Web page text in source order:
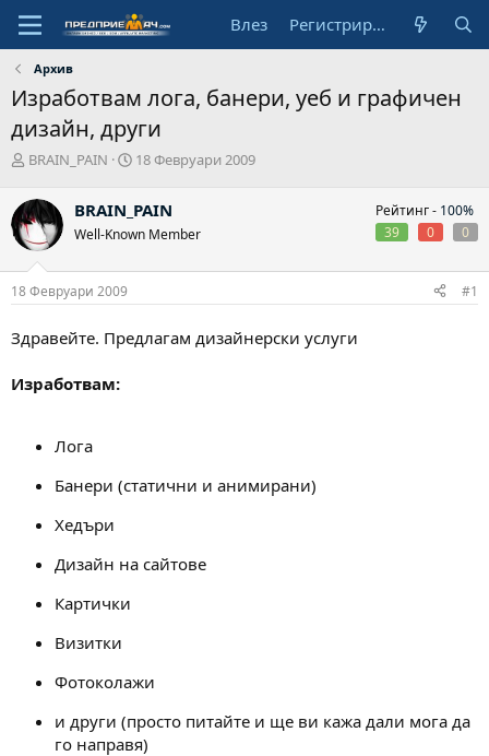
Влез Регистрирай се
Архив
Изработвам лога, банери, уеб и графичен
дизайн, други
А
т
о
р
BRAIN_PAIN
Н
а
л
а
т
18 Февруари 2009
BRAIN_PAIN
Well-Known Member
Рейтинг - 100%
39
0 0
18 Февруари 2009 #1
Здравейте. Предлагам дизайнерски услуги
Изработвам:
Лога
Банери (статични и анимирани)
Хедъри
Дизайн на сайтове
Картички
Визитки
Фотоколажи
и други (просто питайте и ще ви кажа дали мога да
го направя)